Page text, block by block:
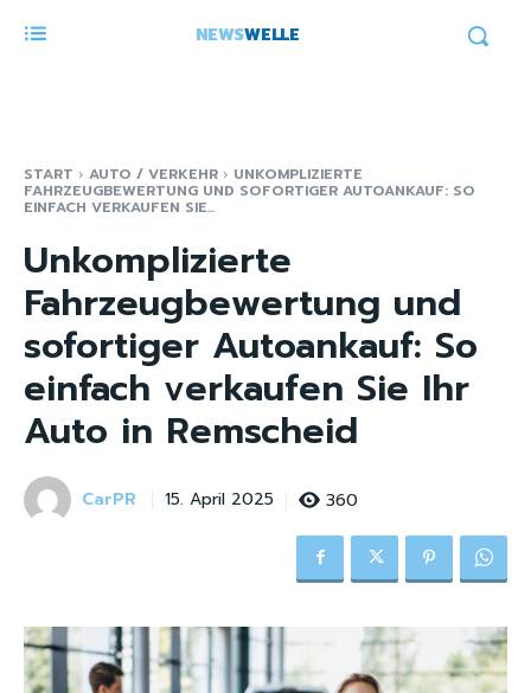
NEWSWELLE
START AUTO / VERKEHR UNKOMPLIZIERTE
FAHRZEUGBEWERTUNG UND SOFORTIGER AUTOANKAUF: SO
EINFACH VERKAUFEN SIE...
Unkomplizierte
Fahrzeugbewertung und
sofortiger Autoankauf: So
einfach verkaufen Sie Ihr
Auto in Remscheid
CarPR 15. April 2025 360